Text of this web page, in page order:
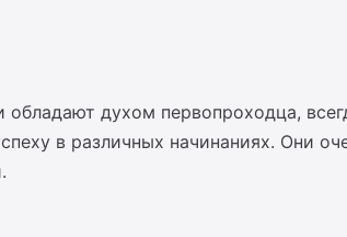
духом первопроходца,
в различных начинаниях. Они